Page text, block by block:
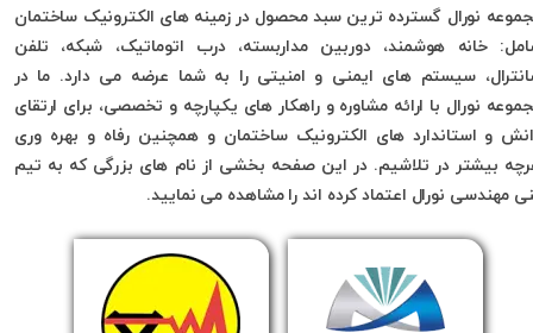
نورال گسترده ترین سبد محصول در زمینه های الکترونیک ساختمان
خانه هوشمند، دوربین مداربسته، درب اتوماتیک، شبکه، تلفن
سیستم های ایمنی و امنیتی را به شما عرضه می دارد. ما در
نورال با ارائه مشاوره و راهکار های یکپارچه و تخصصی، برای ارتقای
و استاندارد های الکترونیک ساختمان و همچنین رفاه و بهره وری
بیشتر در تلاشیم. در این صفحه بخشی از نام های بزرگی که به تیم
مهندسی نورال اعتماد کرده اند را مشاهده می نمایید.